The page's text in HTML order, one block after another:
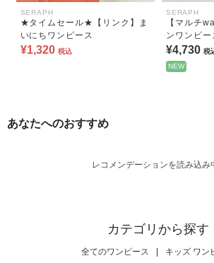
SERAPH
★タイムセール★【リンク】ま
いにちワンピース
¥1,320 税込
SERAPH
【マルチ
ンワンピー
¥4,730 税
NEW
あなたへのおすすめ
レコメンデーションを読み込み
カテゴリから探す
全てのワンピース キッズ ワン